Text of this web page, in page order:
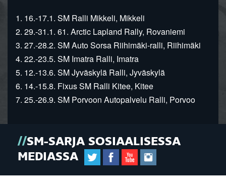
1. 16.-17.1. SM Ralli Mikkeli, Mikkeli
2. 29.-31.1. 61. Arctic Lapland Rally, Rovaniemi
3. 27.-28.2. SM Auto Sorsa Riihimäki-ralli, Riihimäki
4. 22.-23.5. SM Imatra Ralli, Imatra
5. 12.-13.6. SM Jyväskylä Ralli, Jyväskylä
6. 14.-15.8. Fixus SM Ralli Kitee, Kitee
7. 25.-26.9. SM Porvoon Autopalvelu Ralli, Porvoo
SM-SARJA SOSIAALISESSA
MEDIASSA